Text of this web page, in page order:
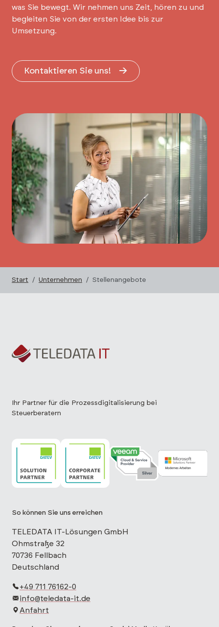
was Sie bewegt. Wir nehmen uns Zeit, hören zu und
begleiten Sie von der ersten Idee bis zur
Umsetzung.
Kontaktieren Sie uns!
Start Unternehmen Stellenangebote
Ihr Partner für die Prozessdigitalisierung bei
Steuerberatern
So können Sie uns erreichen
TELEDATA IT-Lösungen GmbH
Ohmstraße 32
70736 Fellbach
Deutschland
+49 711 76162-0
info@teledata-it.de
Anfahrt